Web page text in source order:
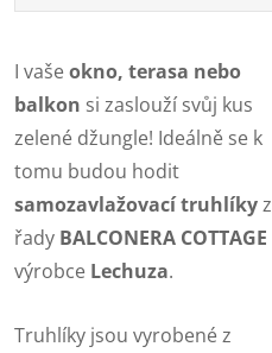
I vašeokno, terasa nebo
balkon si zaslouží svůj kus
zelené džungle! Ideálně se k
tomu budou hodit
samozavlažovací truhlíkyz
řady BALCONERA COTTAGE
výrobce Lechuza.
Truhlíky jsou vyrobené z